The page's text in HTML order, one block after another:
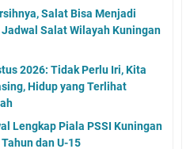
Salat Bisa Menjadi
Salat Wilayah Kuningan
2026: Tidak Perlu Iri, Kita
Hidup yang Terlihat
Lengkap Piala PSSI Kuningan
dan U-15